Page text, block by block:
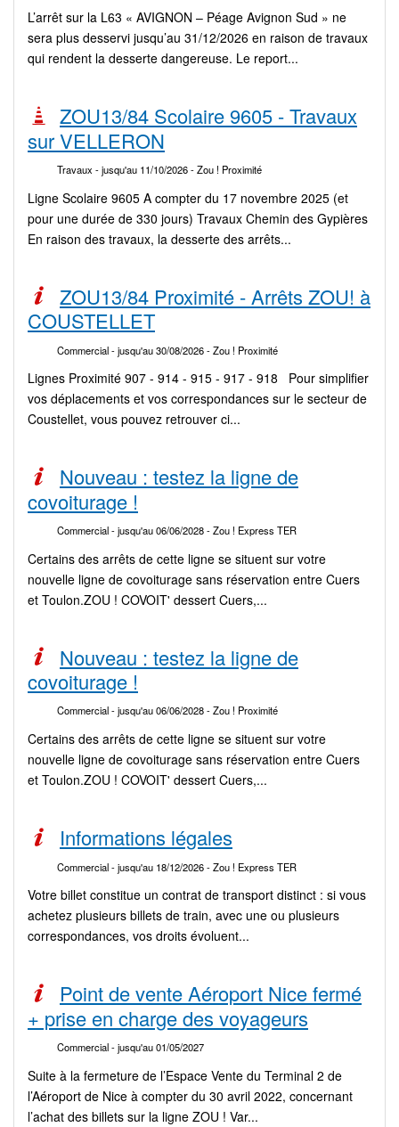
L’arrêt sur la L63 « AVIGNON – Péage Avignon Sud » ne
sera plus desservi jusqu’au 31/12/2026 en raison de travaux
qui rendent la desserte dangereuse. Le report...
ZOU13/84 Scolaire 9605 - Travaux
sur VELLERON
Travaux - jusqu'au 11/10/2026- Zou ! Proximité
Ligne Scolaire 9605 A compter du 17 novembre 2025 (et
pour une durée de 330 jours) Travaux Chemin des Gypières
En raison des travaux, la desserte des arrêts...
ZOU13/84 Proximité - Arrêts ZOU! à
COUSTELLET
Commercial- jusqu'au 30/08/2026- Zou ! Proximité
Lignes Proximité 907 - 914 - 915 - 917 - 918 Pour simplifier
vos déplacements et vos correspondances sur le secteur de
Coustellet, vous pouvez retrouver ci...
Nouveau : testez la ligne de
covoiturage !
Commercial- jusqu'au 06/06/2028- Zou ! Express TER
Certains des arrêts de cette ligne se situent sur votre
nouvelle ligne de covoiturage sans réservation entre Cuers
et Toulon.ZOU ! COVOIT' dessert Cuers,...
Nouveau : testez la ligne de
covoiturage !
Commercial- jusqu'au 06/06/2028- Zou ! Proximité
Certains des arrêts de cette ligne se situent sur votre
nouvelle ligne de covoiturage sans réservation entre Cuers
et Toulon.ZOU ! COVOIT' dessert Cuers,...
Informations légales
Commercial- jusqu'au 18/12/2026- Zou ! Express TER
Votre billet constitue un contrat de transport distinct : si vous
achetez plusieurs billets de train, avec une ou plusieurs
correspondances, vos droits évoluent...
Point de vente Aéroport Nice fermé
+ prise en charge des voyageurs
Commercial- jusqu'au 01/05/2027
Suite à la fermeture de l’Espace Vente du Terminal 2 de
l’Aéroport de Nice à compter du 30 avril 2022, concernant
l’achat des billets sur la ligne ZOU ! Var...